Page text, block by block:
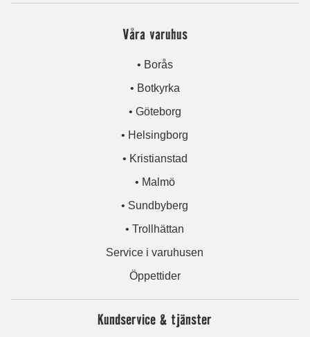
Våra varuhus
• Borås
• Botkyrka
• Göteborg
• Helsingborg
• Kristianstad
• Malmö
• Sundbyberg
• Trollhättan
Service i varuhusen
Öppettider
Kundservice & tjänster